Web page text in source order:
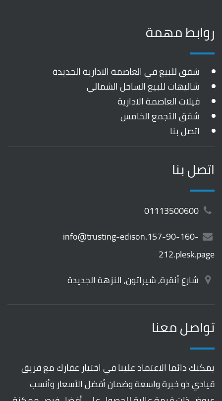
روابط مهمة
شقق للبيع في العاصمة الادارية الجديدة
شاليهات للبيع الساحل الشمالي
فيلات العاصمة الادارية
شقق التجمع الخامس
اتصل بنا
اتصل بنا
info@trusting-edison.157-90-160-
212.plesk.page
شارع أنقرة, شيراتون, النزهة الجديدة
تواصل معنا
يمكنك دائما الاعتماد علينا في اختيار عقارك مع فريق
قيادي ذو خبرة واسعة وضمان أفضل الأسعار وأنسب